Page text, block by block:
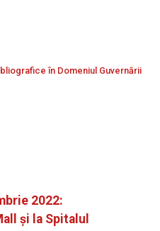
în Domeniul Guvernării
2022:
și la Spitalul